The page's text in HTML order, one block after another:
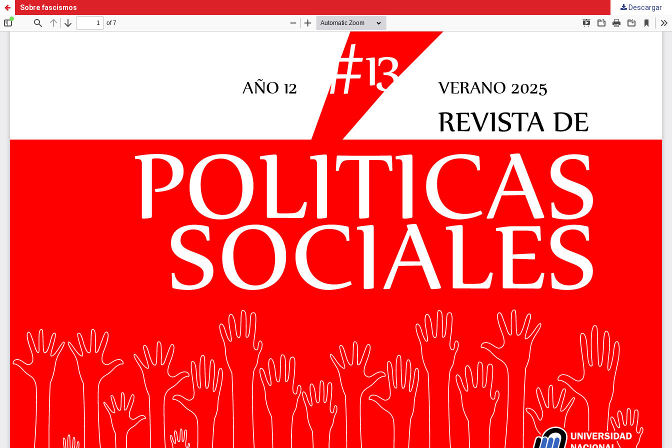
Sobre fascismos Descargar